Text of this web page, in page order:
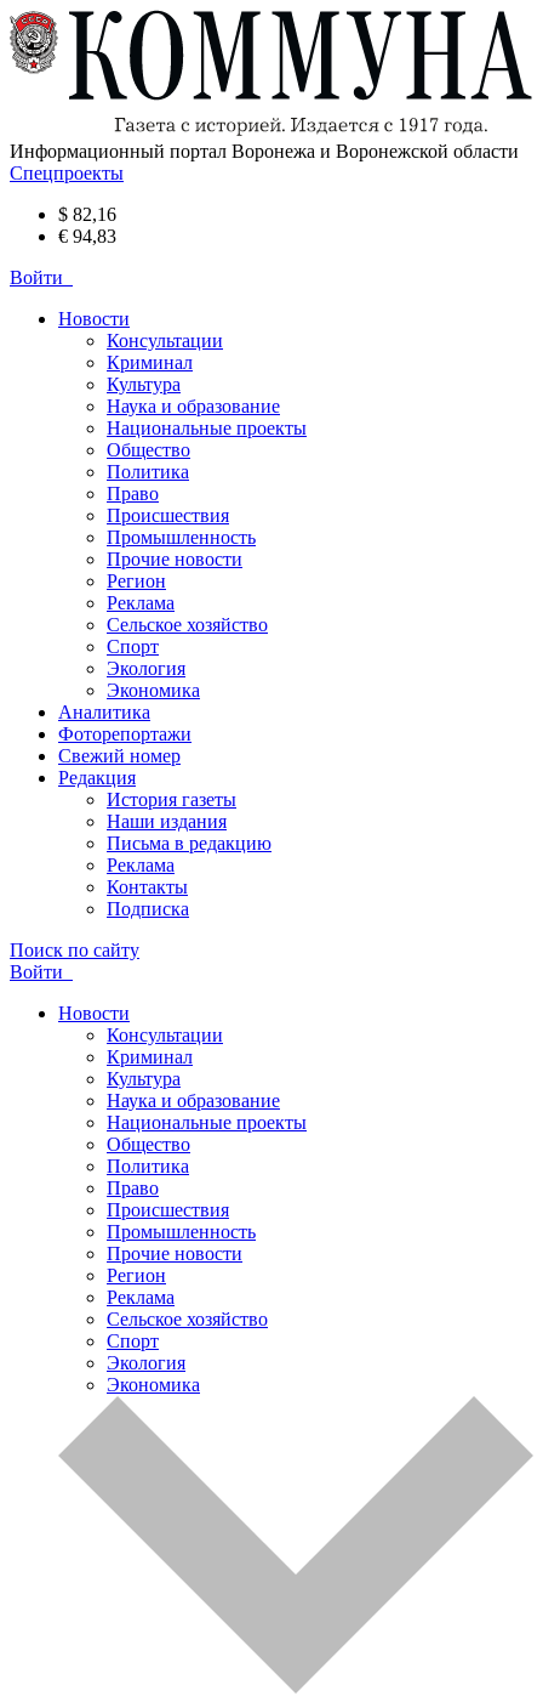
Информационный портал Воронежа и Воронежской области
Спецпроекты
$ 82,16
€ 94,83
Войти
Новости
Консультации
Криминал
Культура
Наука и образование
Национальные проекты
Общество
Политика
Право
Происшествия
Промышленность
Прочие новости
Регион
Реклама
Сельское хозяйство
Спорт
Экология
Экономика
Аналитика
Фоторепортажи
Свежий номер
Редакция
История газеты
Наши издания
Письма в редакцию
Реклама
Контакты
Подписка
Поиск по сайту
Войти
Новости
Консультации
Криминал
Культура
Наука и образование
Национальные проекты
Общество
Политика
Право
Происшествия
Промышленность
Прочие новости
Регион
Реклама
Сельское хозяйство
Спорт
Экология
Экономика